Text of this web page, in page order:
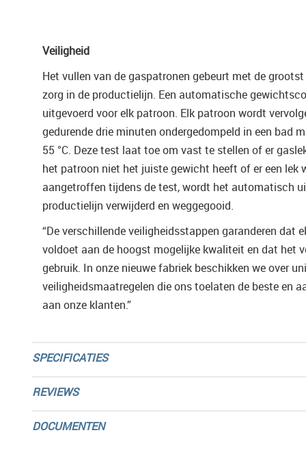
Veiligheid
Het vullen van de gaspatronen gebeurt met de
zorg in de productielijn. Een automatische
uitgevoerd voor elk patroon. Elk patroon wordt
gedurende drie minuten ondergedompeld in een bad
55 °C. Deze test laat toe om vast te stellen of er
het patroon niet het juiste gewicht heeft of er een lek
aangetroffen tijdens de test, wordt het automatisch
productielijn verwijderd en weggegooid.
“De verschillende veiligheidsstappen garanderen dat
voldoet aan de hoogst mogelijke kwaliteit en dat het
gebruik. In onze nieuwe fabriek beschikken we over
veiligheidsmaatregelen die ons toelaten de beste en
aan onze klanten.”
SPECIFICATIES
REVIEWS
DOCUMENTEN